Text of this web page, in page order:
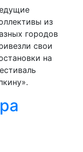
из
городов
свои
на